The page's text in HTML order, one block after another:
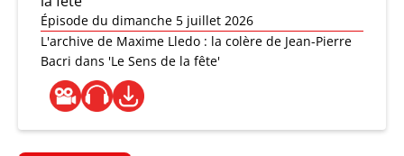
Épisode du dimanche 5 juillet 2026
L'archive de Maxime Lledo : la colère de Jean-Pierre
Bacri dans 'Le Sens de la fête'